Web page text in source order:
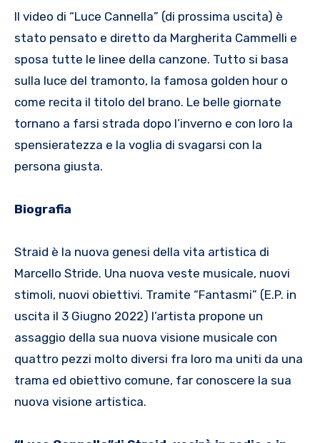
Il video di “Luce Cannella” (di prossima uscita) è
stato pensato e diretto da Margherita Cammelli e
sposa tutte le linee della canzone. Tutto si basa
sulla luce del tramonto, la famosa golden hour o
come recita il titolo del brano. Le belle giornate
tornano a farsi strada dopo l’inverno e con loro la
spensieratezza e la voglia di svagarsi con la
persona giusta.
Biografia
Straid è la nuova genesi della vita artistica di
Marcello Stride. Una nuova veste musicale, nuovi
stimoli, nuovi obiettivi. Tramite “Fantasmi” (E.P. in
uscita il 3 Giugno 2022) l’artista propone un
assaggio della sua nuova visione musicale con
quattro pezzi molto diversi fra loro ma uniti da una
trama ed obiettivo comune, far conoscere la sua
nuova visione artistica.